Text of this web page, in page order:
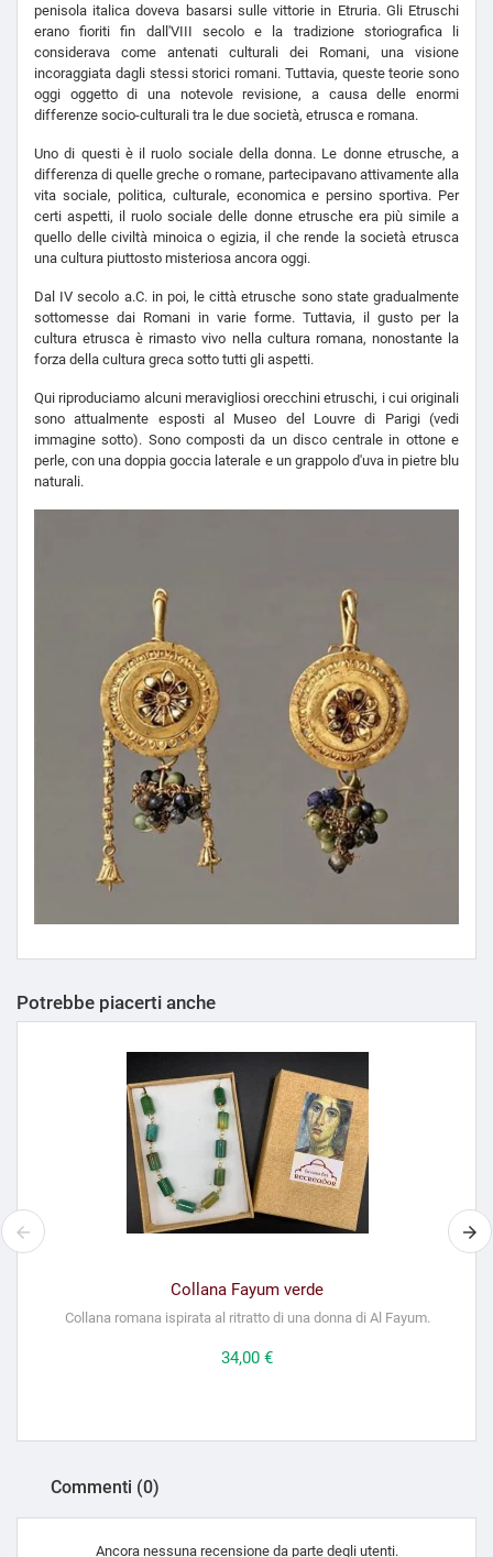
penisola italica doveva basarsi sulle vittorie in Etruria. Gli Etruschi
erano fioriti fin dall'VIII secolo e la tradizione storiografica li
considerava come antenati culturali dei Romani, una visione
incoraggiata dagli stessi storici romani. Tuttavia, queste teorie sono
oggi oggetto di una notevole revisione, a causa delle enormi
differenze socio-culturali tra le due società, etrusca e romana.
Uno di questi è il ruolo sociale della donna. Le donne etrusche, a
differenza di quelle greche o romane, partecipavano attivamente alla
vita sociale, politica, culturale, economica e persino sportiva. Per
certi aspetti, il ruolo sociale delle donne etrusche era più simile a
quello delle civiltà minoica o egizia, il che rende la società etrusca
una cultura piuttosto misteriosa ancora oggi.
Dal IV secolo a.C. in poi, le città etrusche sono state gradualmente
sottomesse dai Romani in varie forme. Tuttavia, il gusto per la
cultura etrusca è rimasto vivo nella cultura romana, nonostante la
forza della cultura greca sotto tutti gli aspetti.
Qui riproduciamo alcuni meravigliosi orecchini etruschi, i cui originali
sono attualmente esposti al Museo del Louvre di Parigi (vedi
immagine sotto). Sono composti da un disco centrale in ottone e
perle, con una doppia goccia laterale e un grappolo d'uva in pietre blu
naturali.
Potrebbe piacerti anche
Collana Fayum verde
Collana romana ispirata al ritratto di una donna di Al Fayum.
Prezzo
34,00 €
Commenti (0)
Ancora nessuna recensione da parte degli utenti.